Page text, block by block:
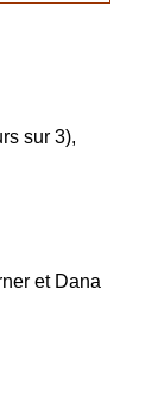
sur 3),
et Dana